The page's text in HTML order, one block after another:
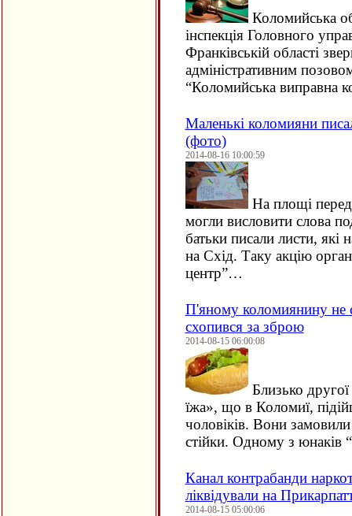
Коломийська
інспекція Головного
Франківській області
адміністративним
“Коломийська виправна
Маленькі коломияни
(фото)
2014-08-16 10:00:59
На площі
могли висловити слова
батьки писали листи, які
на Схід. Таку акцію
центр”…
П'яному коломиянину не
схопився за зброю
2014-08-15 06:00:08
Близько
їжа», що в Коломиї,
чоловіків. Вони
стійки. Одному з юнаків
Канал контрабанди
ліквідували на
2014-08-15 05:00:06